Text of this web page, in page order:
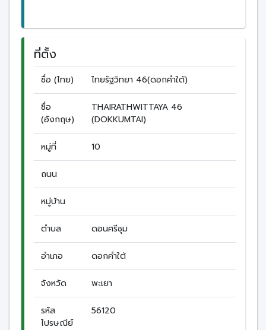
ที่ตั้ง
ชื่อ (ไทย) ไทยรัฐวิทยา 46(ดอกคำใต้)
ชื่อ
(อังกฤษ)
THAIRATHWITTAYA 46
(DOKKUMTAI)
หมู่ที่ 10
ถนน
หมู่บ้าน
ตำบล ดอนศรีชุม
อำเภอ ดอกคำใต้
จังหวัด พะเยา
รหัส
ไปรษณีย์
56120